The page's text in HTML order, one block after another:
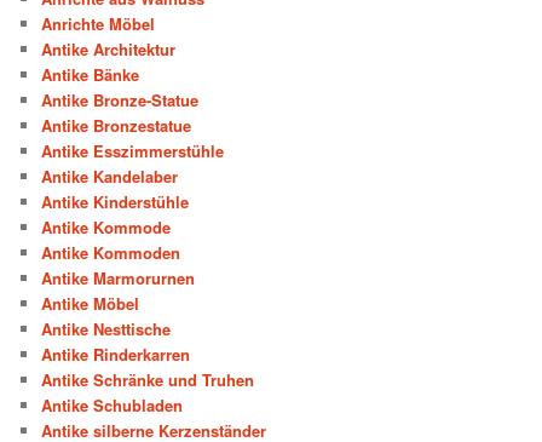
Anrichte Möbel
Antike Architektur
Antike Bänke
Antike Bronze-Statue
Antike Bronzestatue
Antike Esszimmerstühle
Antike Kandelaber
Antike Kinderstühle
Antike Kommode
Antike Kommoden
Antike Marmorurnen
Antike Möbel
Antike Nesttische
Antike Rinderkarren
Antike Schränke und Truhen
Antike Schubladen
Antike silberne Kerzenständer